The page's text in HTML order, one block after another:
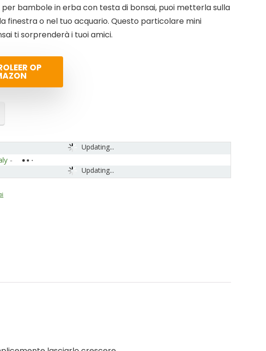
per bambole in erba con testa di bonsai, puoi metterla sulla
finestra o nel tuo acquario. Questo particolare mini
ti sorprenderà i tuoi amici.
OP
Updating...
Updating...
-